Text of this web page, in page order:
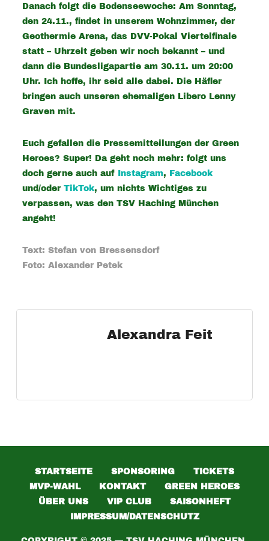
Danach folgt die Bodenseewoche: Am Sonntag,
den 24.11., findet in unserem Wohnzimmer, der
Geothermie Arena, das DVV-Pokal Viertelfinale
statt – Uhrzeit geben wir noch bekannt – und
dann die Bundesligapartie am 30.11. um 20:00
Uhr. Ich hoffe, ihr seid alle dabei. Die Häfler
bringen auch unseren ehemaligen Libero Lenny
Graven mit.
Euch gefallen die Pressemitteilungen der Green
Heroes? Super! Da geht noch mehr: folgt uns
doch gerne auch auf Instagram, Facebook
und/oder TikTok, um nichts Wichtiges zu
verpassen, was den TSV Haching München
angeht!
Text: Stefan von Bressensdorf
Foto: Alexander Petek
Alexandra Feit
STARTSEITE SPONSORING
TICKETS
MVP-WAHL
KONTAKT
GREEN HEROES
ÜBER UNS
VIP CLUB
SAISONHEFT
IMPRESSUM/DATENSCHUTZ